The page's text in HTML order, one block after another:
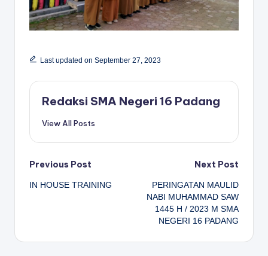
Last updated on September 27, 2023
Redaksi SMA Negeri 16 Padang
View All Posts
Post
navigation
Previous Post
IN HOUSE TRAINING
Next Post
PERINGATAN MAULID
NABI MUHAMMAD SAW
1445 H / 2023 M SMA
NEGERI 16 PADANG